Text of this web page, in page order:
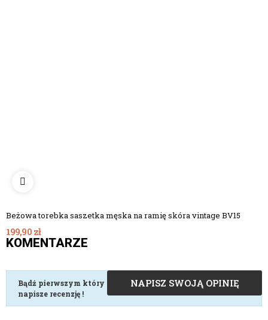
Beżowa torebka saszetka męska na ramię skóra vintage BV15
199,90 zł
KOMENTARZE
NAPISZ SWOJĄ OPINIĘ
Bądź pierwszym który
napisze recenzję !